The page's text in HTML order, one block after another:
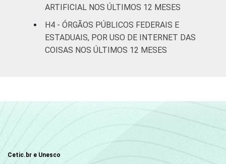
ARTIFICIAL NOS ÚLTIMOS 12 MESES
H4 - ÓRGÃOS PÚBLICOS FEDERAIS E
ESTADUAIS, POR USO DE INTERNET DAS
COISAS NOS ÚLTIMOS 12 MESES
Cetic.br e Unesco